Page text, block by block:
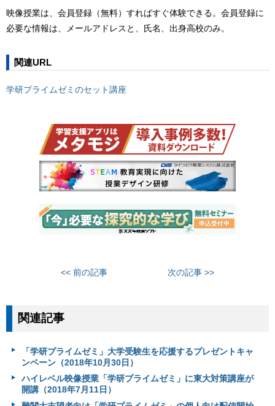
映像授業は、会員登録（無料）すればすぐ体験できる。会員登録に
必要な情報は、メールアドレスと、氏名、出身高校のみ。
関連URL
学研プライムゼミのセット講座
<< 前の記事 次の記事 >>
関連記事
「学研プライムゼミ」大学受験生を応援するプレゼントキャ
ンペーン（2018年10月30日）
ハイレベル映像授業「学研プライムゼミ」に東大対策講座が
開講（2018年7月11日）